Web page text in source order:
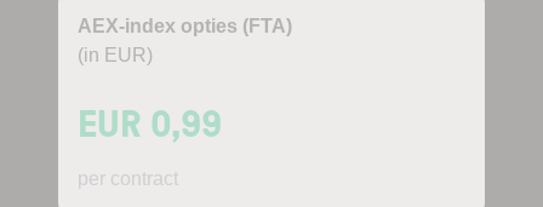
AEX-index opties (FTA)
(in EUR)
EUR 0,99
per contract